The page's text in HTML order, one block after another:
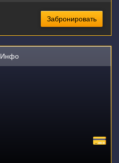
Забронировать
Инфо